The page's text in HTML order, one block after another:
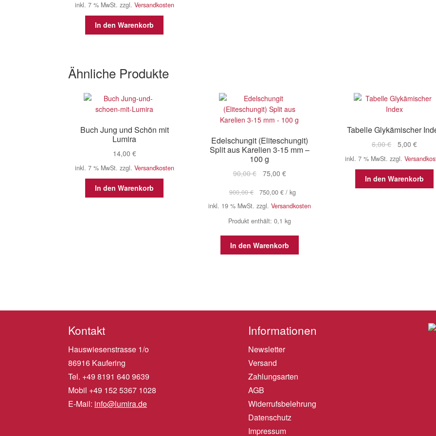
inkl. 7 % MwSt. zzgl. Versandkosten
In den Warenkorb
Ähnliche Produkte
Buch Jung und Schön mit
Lumira
14,00 €
inkl. 7 % MwSt. zzgl. Versandkosten
In den Warenkorb
Edelschungit (Eliteschungit)
Split aus Karelien 3-15 mm –
100 g
90,00€
Ursprünglicher
war:
90,00 €
75,00 €Aktueller
ist:
75,00 €.
900,00€ 750,00 €/ kg
inkl. 19 % MwSt. zzgl. Versandkosten
Produkt enthält: 0,1 kg
In den Warenkorb
Tabelle Glykämischer
6,00€
Ursprünglicher
Preis
war:
6,00 €
5,00€
Preis
5,00 €.
inkl. 7 % MwSt. zzgl.
In den Warenkorb
Kontakt
Hauswiesenstrasse 1/o
86916 Kaufering
Tel. +49 8191 640 9639
Mobil +49 152 5367 1028
E-Mail: info@lumira.de
Informationen
Newsletter
Versand
Zahlungsarten
AGB
Widerrufsbelehrung
Datenschutz
Impressum